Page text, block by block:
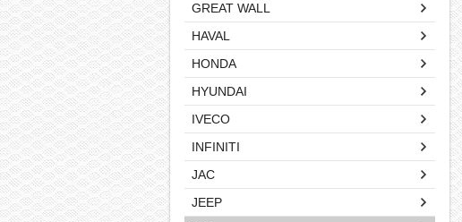
GREAT WALL
HAVAL
HONDA
HYUNDAI
IVECO
INFINITI
JAC
JEEP